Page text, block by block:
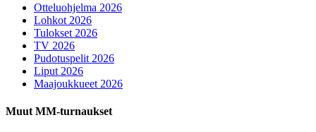
Otteluohjelma 2026
Lohkot 2026
Tulokset 2026
TV 2026
Pudotuspelit 2026
Liput 2026
Maajoukkueet 2026
Muut MM-turnaukset